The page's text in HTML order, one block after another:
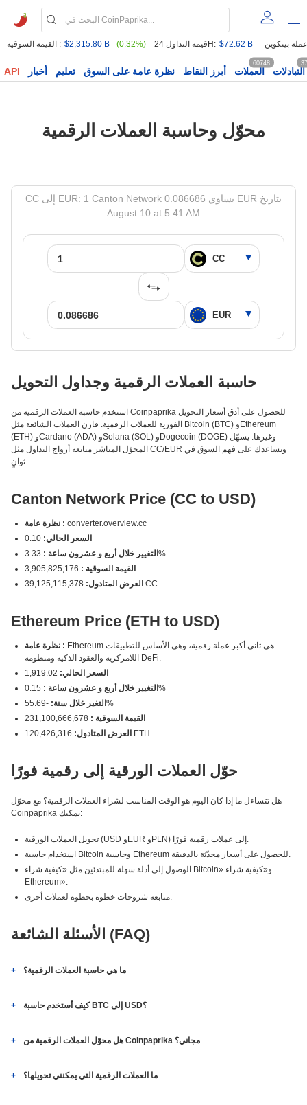
القيمة السوقية : $2,315.80 B (0.32%) قيمة التداول 24H: $72.62 B
API أخبار تعليم نظرة عامة على السوق أبرز النقاط العملات
60748
التبادلات
محوّل وحاسبة العملات الرقمية
CC إلى EUR: 1 Canton Network يساوي 0.086686 EUR بتاريخ
August 10 at 5:41 AM
حاسبة العملات الرقمية وجداول التحويل
استخدم حاسبة العملات الرقمية من Coinpaprika للحصول على أدق أسعار التحويل
الفورية للعملات الرقمية. قارن العملات الشائعة مثل Bitcoin (BTC) وEthereum
(ETH) وCardano (ADA) وSolana (SOL) وDogecoin (DOGE) وغيرها. يسهّل
المحوّل المباشر متابعة أزواج التداول مثل CC/EUR ويساعدك على فهم السوق في
ثوانٍ.
Canton Network Price (CC to USD)
نظرة عامة : converter.overview.cc
السعر الحالي:
التغيير خلال أربع و عشرون ساعة : 3.33%
القيمة السوقية :
العرض المتادول: 39,125,115,378 CC
Ethereum Price (ETH to USD)
نظرة عامة : Ethereum هي ثاني أكبر عملة رقمية، وهي الأساس للتطبيقات
اللامركزية والعقود الذكية ومنظومة DeFi.
السعر الحالي:
التغيير خلال أربع و عشرون ساعة : 0.15%
التغير خلال سنة: -55.69%
القيمة السوقية :
العرض المتادول:
120,426,316 ETH
حوّل العملات الورقية إلى رقمية فورًا
هل تتساءل ما إذا كان اليوم هو الوقت المناسب لشراء العملات الرقمية؟ مع محوّل
Coinpaprika يمكنك:
تحويل العملات الورقية (USD وEUR وPLN) إلى عملات رقمية فورًا.
استخدام حاسبة Bitcoin وحاسبة Ethereum للحصول على أسعار محدّثة بالدقيقة.
الوصول إلى أدلة سهلة للمبتدئين مثل «كيفية شراء Bitcoin» و«كيفية شراء
Ethereum».
متابعة شروحات خطوة بخطوة لعملات أخرى.
الأسئلة الشائعة (FAQ)
ما هي حاسبة العملات الرقمية؟
كيف أستخدم حاسبة BTC إلى USD؟
هل محوّل العملات الرقمية من Coinpaprika مجاني؟
ما العملات الرقمية التي يمكنني تحويلها؟